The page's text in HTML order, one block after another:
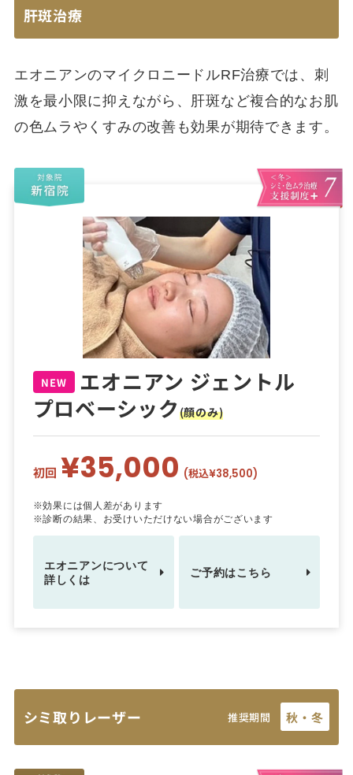
肝斑治療
エオニアンのマイクロニードルRF治療では、刺
激を最小限に抑えながら、肝斑など複合的なお肌
の色ムラやくすみの改善も効果が期待できます。
NEW
エオニアン ジェントル
プロベーシック (顔のみ)
初回 ¥35,000 (税込¥38,500)
※効果には個人差があります
※診断の結果、お受けいただけない場合がございます
エオニアンについて
詳しくは
ご予約はこちら
シミ取りレーザー 推奨期間 秋・冬